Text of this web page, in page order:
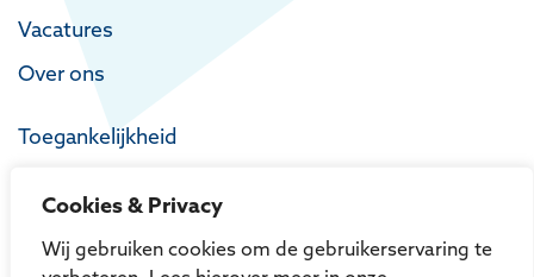
Cookies & Privacy
Wij gebruiken cookies om de gebruikerservaring te
Vacatures
Over ons
Toegankelijkheid